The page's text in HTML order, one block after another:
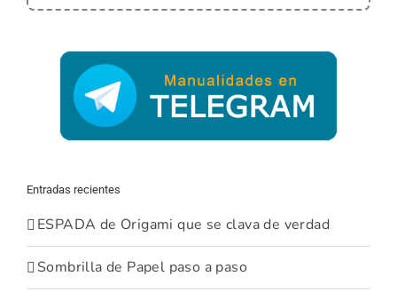
Entradas recientes
ESPADA de Origami que se clava de verdad
Sombrilla de Papel paso a paso